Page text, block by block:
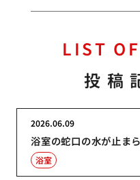
LIST
投稿
浴室の蛇口の水が止ま
2026.06.09
浴室